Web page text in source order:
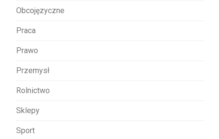
Obcojęzyczne
Praca
Prawo
Przemysł
Rolnictwo
Sklepy
Sport